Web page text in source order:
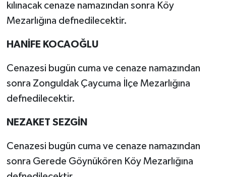
kılınacak cenaze namazından sonra Köy
Mezarlığına defnedilecektir.
HANİFE KOCAOĞLU
Cenazesi bugün cuma ve cenaze namazından
sonra Zonguldak Çaycuma İlçe Mezarlığına
defnedilecektir.
NEZAKET SEZGİN
Cenazesi bugün cuma ve cenaze namazından
sonra Gerede Göynükören Köy Mezarlığına